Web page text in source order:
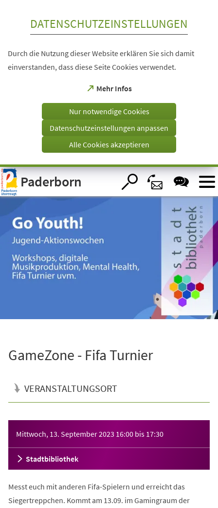
Visuelle
Assistenzsoftware
öffnen.
DATENSCHUTZEINSTELLUNGEN
Durch die Nutzung dieser Website erklären Sie sich damit
einverstanden, dass diese Seite Cookies verwendet.
Mehr Infos
(Öffnet
einem
Tab)
Nur notwendige Cookies
Datenschutzeinstellungen anpassen
Alle Cookies akzeptieren
Paderborn
GameZone - Fifa Turnier
VERANSTALTUNGSORT
Mittwoch, 13. September 2023 16:00 bis 17:30
Stadtbibliothek
Messt euch mit anderen Fifa-Spielern und erreicht das
Siegertreppchen. Kommt am 13.09. im Gamingraum der